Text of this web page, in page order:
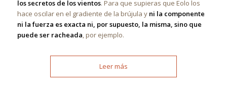
los secretos de los vientos. Para que supieras que Eolo los
hace oscilar en el gradiente de la brújula y ni la componente
ni la fuerza es exacta ni, por supuesto, la misma, sino que
puede ser racheada, por ejemplo.
Leer más